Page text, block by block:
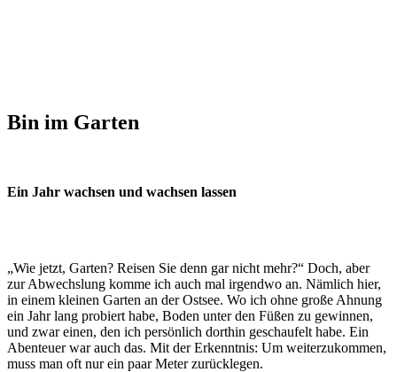
Bin im Garten
Ein Jahr wachsen und wachsen lassen
„Wie jetzt, Garten? Reisen Sie denn gar nicht mehr?“ Doch, aber
zur Abwechslung komme ich auch mal irgendwo an. Nämlich hier,
in einem kleinen Garten an der Ostsee. Wo ich ohne große Ahnung
ein Jahr lang probiert habe, Boden unter den Füßen zu gewinnen,
und zwar einen, den ich persönlich dorthin geschaufelt habe. Ein
Abenteuer war auch das. Mit der Erkenntnis: Um weiterzukommen,
muss man oft nur ein paar Meter zurücklegen.